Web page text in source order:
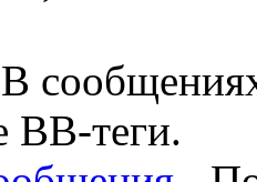
BB-теги.